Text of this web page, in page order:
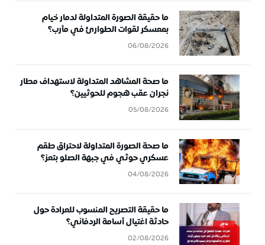
ما حقيقة الصورة المتداولة لدمار خيام
بمعسكر لقوات الطوارئ في مأرب؟
06/08/2026
ما صحة المشاهد المتداولة لاستهداف مطار
نجران عقب هجوم للحوثيين؟
05/08/2026
ما صحة الصورة المتداولة لاحتراق طقم
عسكري حوثي في جبهة الصلو بتعز؟
04/08/2026
ما حقيقة التصريح المنسوب للعرادة حول
حادثة اغتيال أسامة الردفاني؟
02/08/2026